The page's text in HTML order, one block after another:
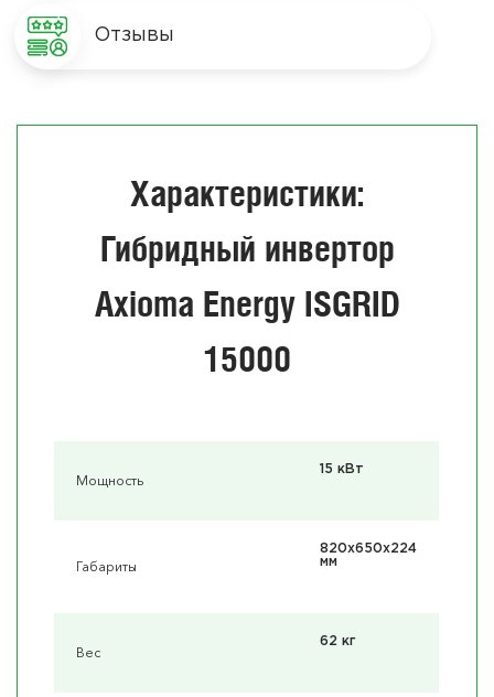
Отзывы
Характеристики:
Гибридный инвертор
Axioma Energy ISGRID
15000
Мощность
15 кВт
Габариты
820x650x224
мм
Вес
62 кг